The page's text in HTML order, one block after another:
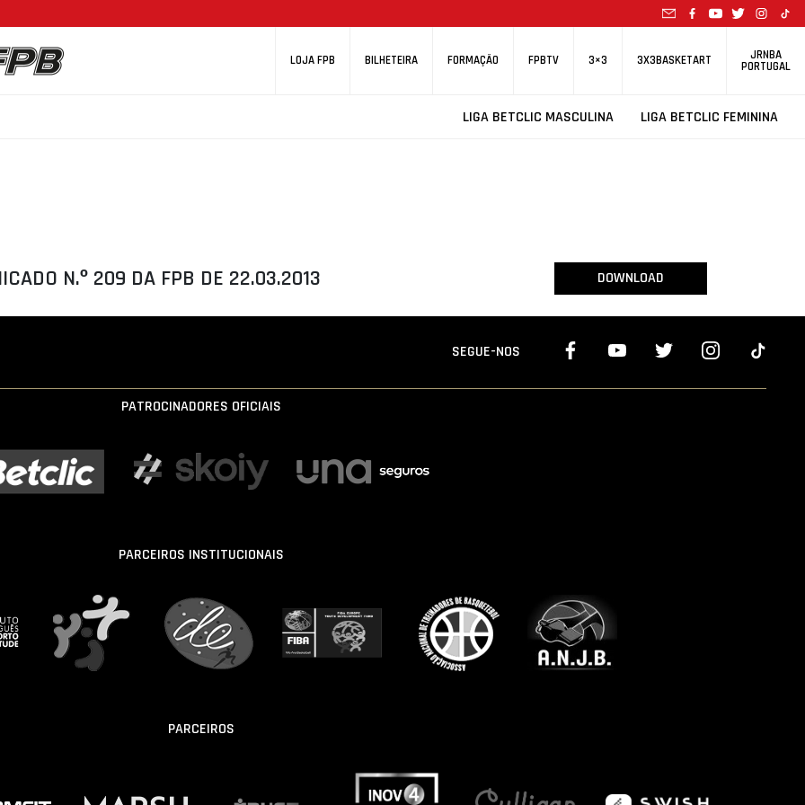
LOJA FPB BILHETEIRA FORMAÇÃO FPBTV 3×3 3X3BASKETART JRNBA
PORTUGAL
LIGA BETCLIC MASCULINA LIGA BETCLIC FEMININA
N.º 209 DA FPB DE 22.03.2013 DOWNLOAD
SEGUE-NOS
PATROCINADORES OFICIAIS
PARCEIROS INSTITUCIONAIS
PARCEIROS